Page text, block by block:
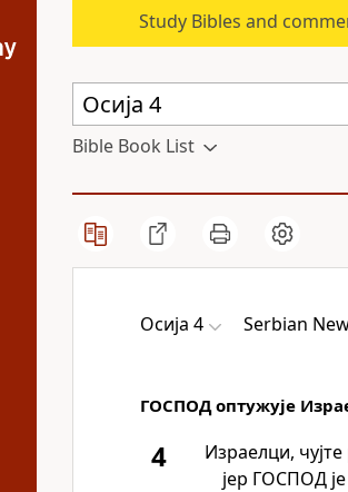
Study Bibles and
Bible Book List
Осија 4 Serbian
ГОСПОД оптужује
4
Израелци,
јер ГОСПОД